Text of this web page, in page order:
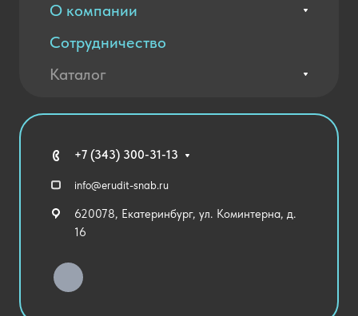
О компании
Вакансии
Контакты
Благодарственные письма
Сотрудничество
Оплата и доставка
Каталог
Технические средства обучения
Спортивный зал
Уличное оборудование
Хозяйственные Товары
+7 (343) 300-31-13
info@erudit-snab.ru
620078, Екатеринбург, ул. Коминтерна, д.
16